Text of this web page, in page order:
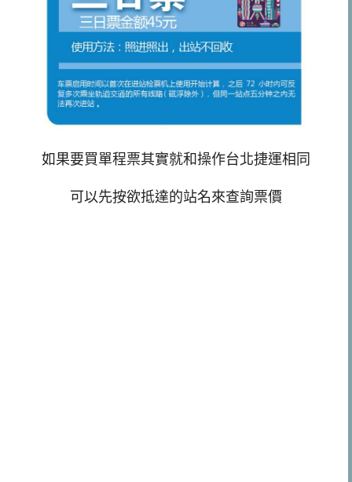
如果要買單程票其實就和操作台北捷運相同
可以先按欲抵達的站名來查詢票價